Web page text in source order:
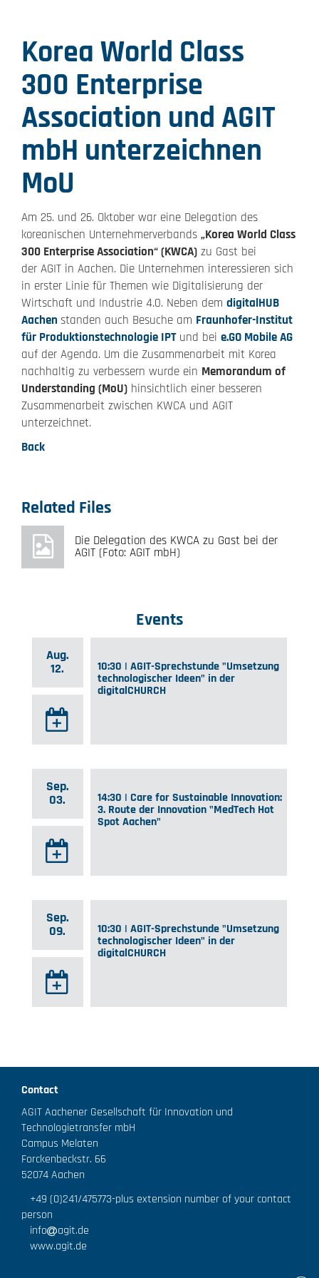
Korea World Class
300 Enterprise
Association und AGIT
mbH unterzeichnen
MoU
Am 25. und 26. Oktober war eine Delegation des
koreanischen Unternehmerverbands „Korea World Class
300 Enterprise Association“ (KWCA) zu Gast bei
der AGIT in Aachen. Die Unternehmen interessieren sich
in erster Linie für Themen wie Digitalisierung der
Wirtschaft und Industrie 4.0. Neben dem digitalHUB
Aachen standen auch Besuche am Fraunhofer-Institut
für Produktionstechnologie IPT und bei e.GO Mobile AG
auf der Agenda. Um die Zusammenarbeit mit Korea
nachhaltig zu verbessern wurde ein Memorandum of
Understanding (MoU) hinsichtlich einer besseren
Zusammenarbeit zwischen KWCA und AGIT
unterzeichnet.
Back
Related Files
Die Delegation des KWCA zu Gast bei der
AGIT (Foto: AGIT mbH)
Events
Aug.
12.
10:30 | AGIT-Sprechstunde "Umsetzung
technologischer Ideen" in der
digitalCHURCH
Sep.
03.
14:30 | Care for Sustainable Innovation:
3. Route der Innovation "MedTech Hot
Spot Aachen"
Sep.
09.
10:30 | AGIT-Sprechstunde "Umsetzung
technologischer Ideen" in der
digitalCHURCH
Contact
AGIT Aachener Gesellschaft für Innovation und
Technologietransfer mbH
Campus Melaten
Forckenbeckstr. 66
52074 Aachen
+49 (0)241/475773-plus extension number of your contact
person
info
agit.de
www.agit.de